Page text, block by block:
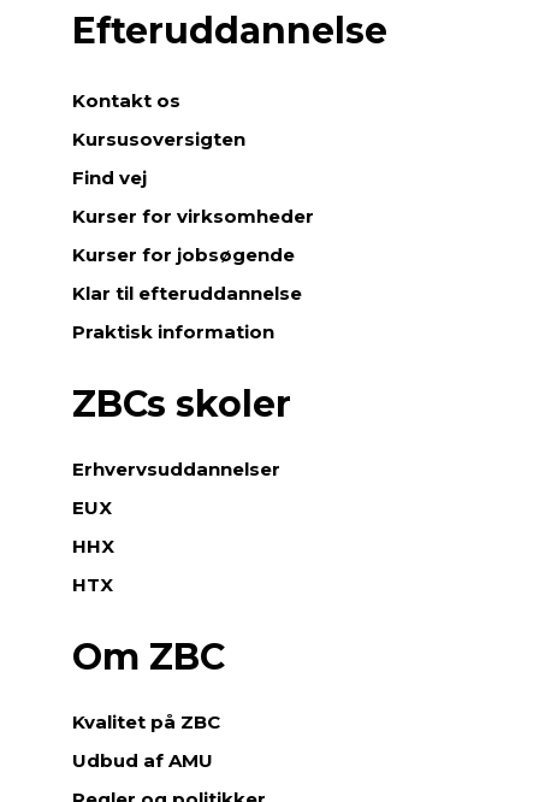
Efteruddannelse
Kontakt os
Kursusoversigten
Find vej
Kurser for virksomheder
Kurser for jobsøgende
Klar til efteruddannelse
Praktisk information
ZBCs skoler
Erhvervsuddannelser
EUX
HHX
HTX
Om ZBC
Kvalitet på ZBC
Udbud af AMU